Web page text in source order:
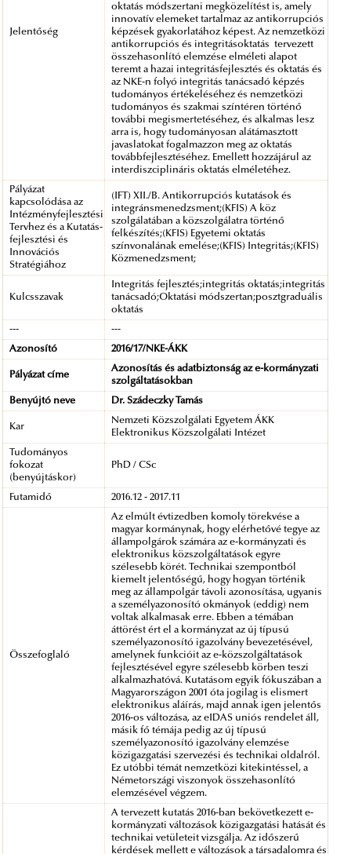
Jelentőség
oktatás módszertani megközelítést is, amely
innovatív elemeket tartalmaz az antikorrupciós
képzések gyakorlatához képest. Az nemzetközi
antikorrupciós és integritásoktatás tervezett
összehasonlító elemzése elméleti alapot
teremt a hazai integritásfejlesztés és oktatás és
az NKE-n folyó integritás tanácsadó képzés
tudományos értékeléséhez és nemzetközi
tudományos és szakmai színtéren történő
további megismertetéséhez, és alkalmas lesz
arra is, hogy tudományosan alátámasztott
javaslatokat fogalmazzon meg az oktatás
továbbfejlesztéséhez. Emellett hozzájárul az
interdiszciplináris oktatás elméletéhez.
Pályázat
kapcsolódása az
Intézményfejlesztési
Tervhez és a Kutatás-
fejlesztési és
Innovációs
Stratégiához
(IFT) XII./B. Antikorrupciós kutatások és
integránsmenedzsment;(KFIS) A köz
szolgálatában a közszolgálatra történő
felkészítés;(KFIS) Egyetemi oktatás
színvonalának emelése;(KFIS) Integritás;(KFIS)
Közmenedzsment;
Kulcsszavak
Integritás fejlesztés;integritás oktatás;integritás
tanácsadó;Oktatási módszertan;posztgraduális
oktatás
--- ---
Azonosító 2016/17/NKE-ÁKK
Pályázat címe
Azonosítás és adatbiztonság az e-kormányzati
szolgáltatásokban
Benyújtó neve Dr. Szádeczky Tamás
Kar
Nemzeti Közszolgálati Egyetem ÁKK
Elektronikus Közszolgálati Intézet
Tudományos
fokozat
(benyújtáskor)
PhD / CSc
Futamidő 2016.12 - 2017.11
Összefoglaló
Az elmúlt évtizedben komoly törekvése a
magyar kormánynak, hogy elérhetővé tegye az
állampolgárok számára az e-kormányzati és
elektronikus közszolgáltatások egyre
szélesebb körét. Technikai szempontból
kiemelt jelentőségű, hogy hogyan történik
meg az állampolgár távoli azonosítása, ugyanis
a személyazonosító okmányok (eddig) nem
voltak alkalmasak erre. Ebben a témában
áttörést ért el a kormányzat az új típusú
személyazonosító igazolvány bevezetésével,
amelynek funkcióit az e-közszolgáltatások
fejlesztésével egyre szélesebb körben teszi
alkalmazhatóvá. Kutatásom egyik fókuszában a
Magyarországon 2001 óta jogilag is elismert
elektronikus aláírás, majd annak igen jelentős
2016-os változása, az eIDAS uniós rendelet áll,
másik fő témája pedig az új típusú
személyazonosító igazolvány elemzése
közigazgatási szervezési és technikai oldalról.
Ez utóbbi témát nemzetközi kitekintéssel, a
Németországi viszonyok összehasonlító
elemzésével végzem.
A tervezett kutatás 2016-ban bekövetkezett e-
kormányzati változások közigazgatási hatását és
technikai vetületeit vizsgálja. Az időszerű
kérdések mellett e változások a társadalomra és